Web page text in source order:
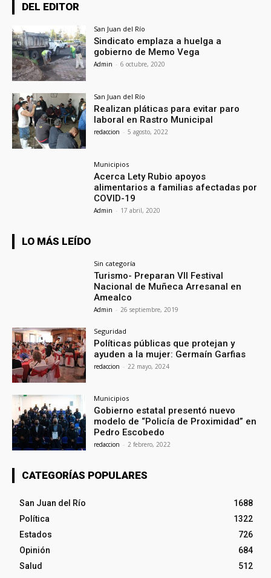
DEL EDITOR
San Juan del Río
Sindicato emplaza a huelga a
gobierno de Memo Vega
Admin - 6 octubre, 2020
San Juan del Río
Realizan pláticas para evitar paro
laboral en Rastro Municipal
redaccion - 5 agosto, 2022
Municipios
Acerca Lety Rubio apoyos
alimentarios a familias afectadas por
COVID-19
Admin - 17 abril, 2020
LO MÁS LEÍDO
Sin categoría
Turismo- Preparan VII Festival
Nacional de Muñeca Arresanal en
Amealco
Admin - 26 septiembre, 2019
Seguridad
Políticas públicas que protejan y
ayuden a la mujer: Germaín Garfias
redaccion - 22 mayo, 2024
Municipios
Gobierno estatal presentó nuevo
modelo de “Policía de Proximidad” en
Pedro Escobedo
redaccion - 2 febrero, 2022
CATEGORÍAS POPULARES
San Juan del Río
1688
Política
1322
Estados
726
Opinión
684
Salud
512